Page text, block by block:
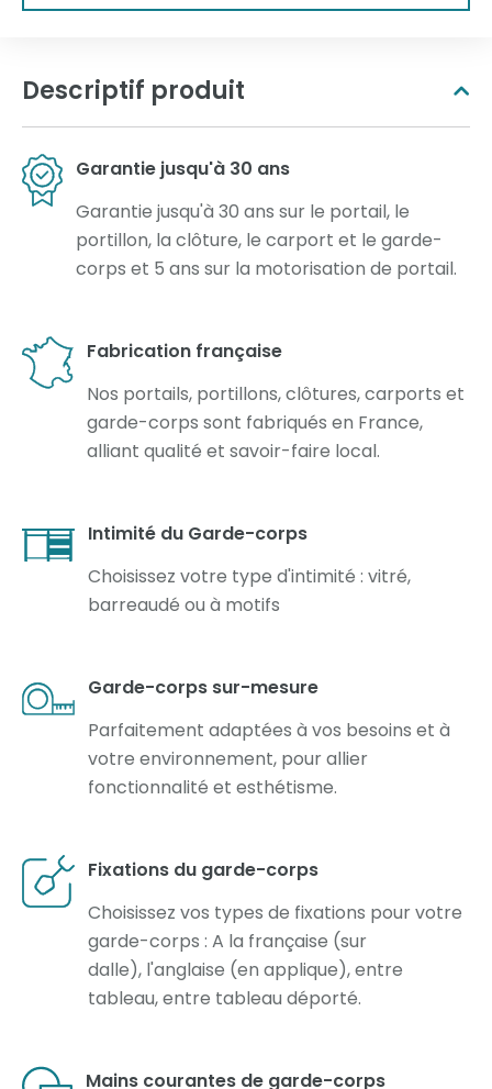
Descriptif produit
Garantie jusqu'à 30 ans
Garantie jusqu'à 30 ans sur le portail, le
portillon, la clôture, le carport et le garde-
corps et 5 ans sur la motorisation de portail.
Fabrication française
Nos portails, portillons, clôtures, carports et
garde-corps sont fabriqués en France,
alliant qualité et savoir-faire local.
Intimité du Garde-corps
Choisissez votre type d'intimité : vitré,
barreaudé ou à motifs
Garde-corps sur-mesure
Parfaitement adaptées à vos besoins et à
votre environnement, pour allier
fonctionnalité et esthétisme.
Fixations du garde-corps
Choisissez vos types de fixations pour votre
garde-corps : A la française (sur
dalle), l'anglaise (en applique), entre
tableau, entre tableau déporté.
Mains courantes de garde-corps